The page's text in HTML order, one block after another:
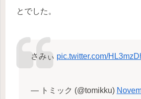
とでした。
さみぃ pic.twitter.com/
— トミック (@tomikku)